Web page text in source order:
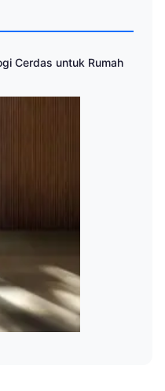
Cerdas untuk Rumah